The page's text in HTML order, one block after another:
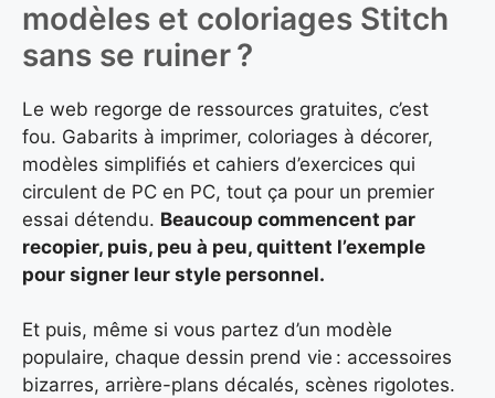
modèles et coloriages Stitch
sans se ruiner ?
Le web regorge de ressources gratuites, c’est
fou. Gabarits à imprimer, coloriages à décorer,
modèles simplifiés et cahiers d’exercices qui
circulent de PC en PC, tout ça pour un premier
essai détendu. Beaucoup commencent par
recopier, puis, peu à peu, quittent l’exemple
pour signer leur style personnel.
Et puis, même si vous partez d’un modèle
populaire, chaque dessin prend vie : accessoires
bizarres, arrière-plans décalés, scènes rigolotes.